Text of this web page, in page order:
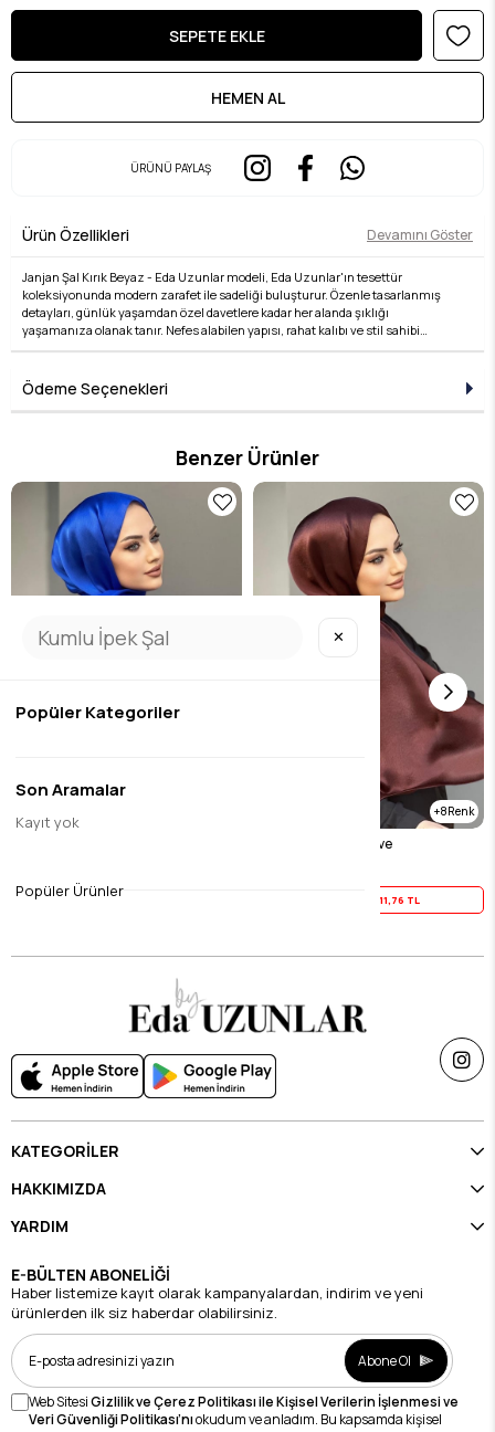
ÜRÜNÜ PAYLAŞ
Ürün Özellikleri Devamını Göster
Janjan Şal Kırık Beyaz - Eda Uzunlar modeli, Eda Uzunlar'ın tesettür
koleksiyonunda modern zarafet ile sadeliği buluşturur. Özenle tasarlanmış
detayları, günlük yaşamdan özel davetlere kadar her alanda şıklığı
yaşamanıza olanak tanır. Nefes alabilen yapısı, rahat kalıbı ve stil sahibi
çizgileri ile hem konforlu hem de zarif bir kullanım sunar. Kumaş kalitesi, Eda
isteyen kadınlar için ideal bir tercihtir. Koleksiyonun her bir parçası, zamansız
şıklığın temsilcisidir ve her kombine değer katar. Şıklığı detaylarda arayanlara
özel bu ürün, Eda Uzunlar estetiğini dolabınıza taşır.
Ödeme Seçenekleri
Benzer Ürünler
Yaz İndirimi
8
Janjan sal koyu kahve
11,76 TL
KATEGORİLER
HAKKIMIZDA
YARDIM
E-BÜLTEN ABONELİĞİ
Haber listemize kayıt olarak kampanyalardan, indirim ve yeni
ürünlerden ilk siz haberdar olabilirsiniz.
Abone Ol
Web SitesiGizlilik ve Çerez Politikası ile Kişisel Verilerin İşlenmesi ve
Veri Güvenliği Politikası’nıokudum ve anladım. Bu kapsamda kişisel
✕
Popüler Kategoriler
Son Aramalar
Kayıt yok
Popüler Ürünler